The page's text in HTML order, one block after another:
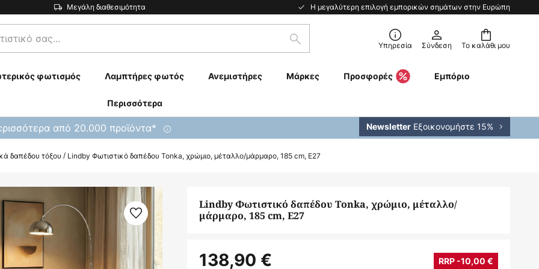
Μεγάλη διαθεσιμότητα Η μεγαλύτερη επιλογή εμπορικών σημάτων στην Ευρώπη
Το καλάθι μου
Αναζήτηση Υπηρεσία Σύνδεση
φωτισμός Λαμπτήρες φωτός Ανεμιστήρες Μάρκες Προσφορές Εμπόριο
Περισσότερα
από 20.000 προϊόντα* Newsletter Εξοικονομήστε 15%
δαπέδου τόξου Lindby Φωτιστικό δαπέδου Tonka, χρώμιο, μέταλλο/μάρμαρο, 185 cm, E27
Lindby Φωτιστικό δαπέδου Tonka, χρώμιο, μέταλλο/
μάρμαρο, 185 cm, E27
138,90 € RRP -10,00 €